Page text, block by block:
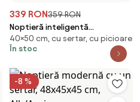
339 RON359 RON
Noptieră inteligentă
multifunctională, lumină LED
RGB, încarcare wireless, 2
sertare, sticlă securizată, Alb
40×50 cm, cu sertar, cu picioare
În stoc
-8 %